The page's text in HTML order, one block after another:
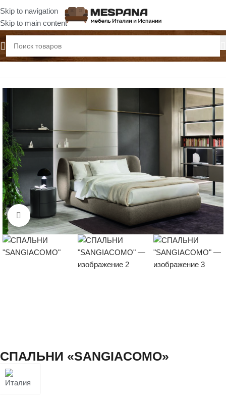
Skip to navigation
Skip to main content
Главная Спальни
Нажмите, чтобы увеличить
СПАЛЬНИ «SANGIACOMO»